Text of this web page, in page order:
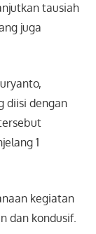
tausiah
juga
diisi dengan
1
kegiatan
dan kondusif.